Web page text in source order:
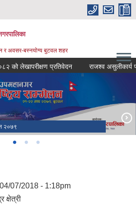
र अवसर-बस्नयोग्य बुटवल शहर
लेखापरीक्षण प्रतिवेदन राजश्व असुलीकार्य
२०७९
२०७९
07/2018 - 1:18pm
क्षेत्री